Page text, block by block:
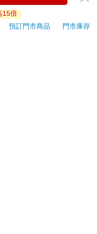
場，然後就坐計程車去王
吃不加牛排醬的牛排。服
加多少海鹽，牛排才會好
度嘛！
的猶豫期（含例假
無法接受單獨退貨）必須
15倍
預訂門市商品
門市庫存